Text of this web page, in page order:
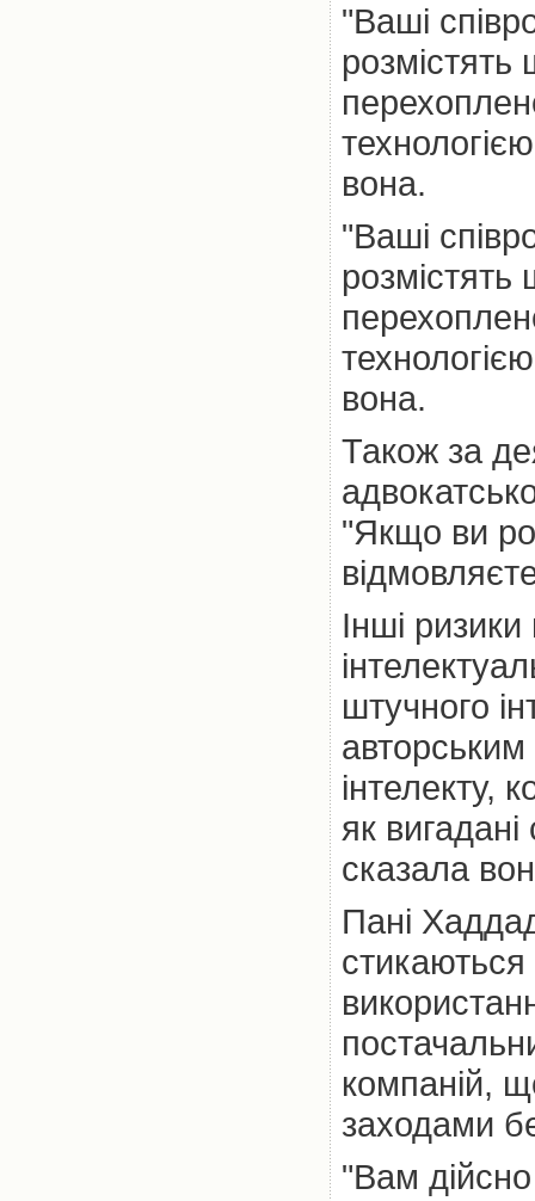
"Ваші
розмістять
вона.
"Ваші
розмістять
вона.
Також за
"Якщо ви
Інші
штучного
інтелекту,
як
сказала
Пані
компаній,
заходами
"Вам